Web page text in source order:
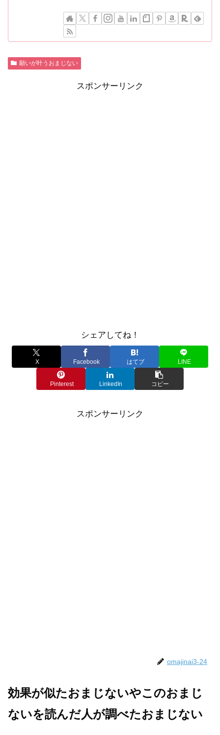
願いが叶うおまじない
スポンサーリンク
シェアしてね！
X Facebook はてブ LINE
Pinterest LinkedIn コピー
スポンサーリンク
omajinai3-24
効果が似たおまじないやこのおまじ
ないを読んだ人が調べたおまじない